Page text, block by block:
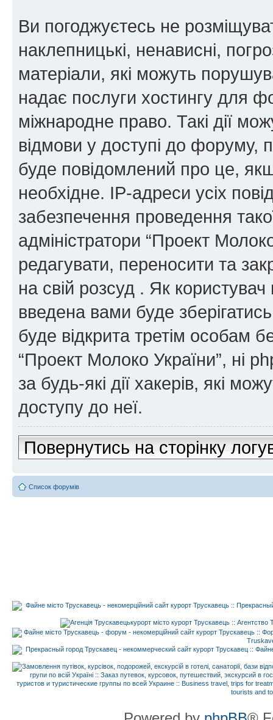
Ви погоджуєтесь не
наклепницькі, ненависні,
матеріали, які можуть
надає послуги хостингу для
міжнародне право. Такі дії
відмови у доступі до форуму,
буде повідомлений про це,
необхідне. IP-адреси усіх
забезпечення проведення
адміністратори “Проект
редагувати, переносити та
на свій розсуд . Як
введена вами буде
буде відкрита третім особам
“Проект Молоко України”, ні
за будь-які дії хакерів, які
доступу до неї.
Повернутись на сторінку
Список форумів